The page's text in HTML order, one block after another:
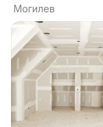
Могилев